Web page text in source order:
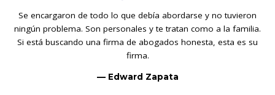
Se encargaron de todo lo que debía abordarse y no tuvieron
ningún problema. Son personales y te tratan como a la familia.
Si está buscando una firma de abogados honesta, esta es su
firma.
— Edward Zapata